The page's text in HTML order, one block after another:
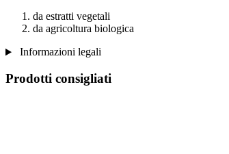
da estratti vegetali
da agricoltura biologica
Informazioni legali
Prodotti consigliati